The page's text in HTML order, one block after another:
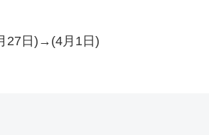
27日)→(4月1日)